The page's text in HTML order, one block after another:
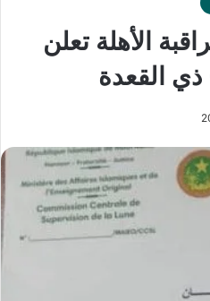
الأهلة تعلن
ذي القعدة